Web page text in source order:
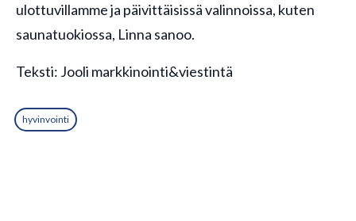
ulottuvillamme ja päivittäisissä valinnoissa, kuten
saunatuokiossa, Linna sanoo.
Teksti: Jooli markkinointi&viestintä
hyvinvointi